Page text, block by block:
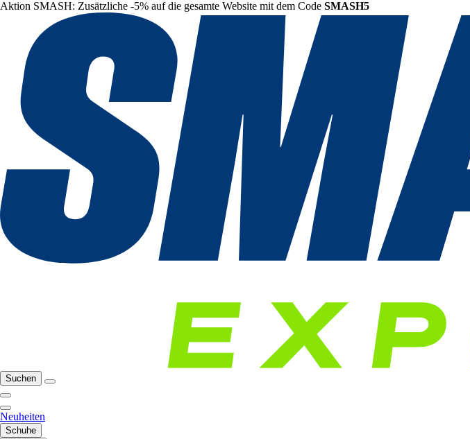
Aktion SMASH: Zusätzliche -5% auf die gesamte Website mit dem Code SMASH5
Suchen
Neuheiten
Schuhe